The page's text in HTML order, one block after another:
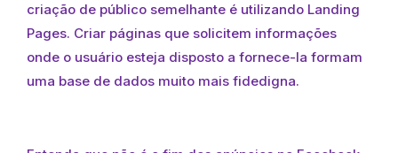
criação de público semelhante é utilizando Landing
Pages. Criar páginas que solicitem informações
onde o usuário esteja disposto a fornece-la formam
uma base de dados muito mais fidedigna.